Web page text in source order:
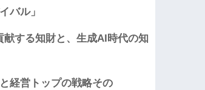
バル」
献する知財と、生成AI時代の知
経営トップの戦略その